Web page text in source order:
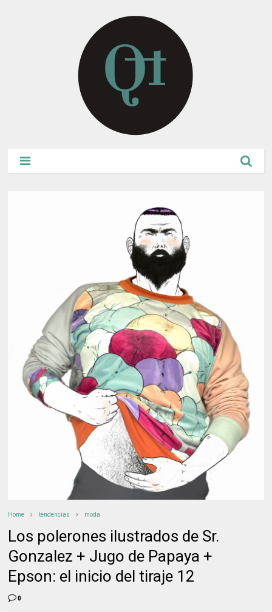
Home tendencias moda
Los polerones ilustrados de Sr.
Gonzalez + Jugo de Papaya +
Epson: el inicio del tiraje 12
0